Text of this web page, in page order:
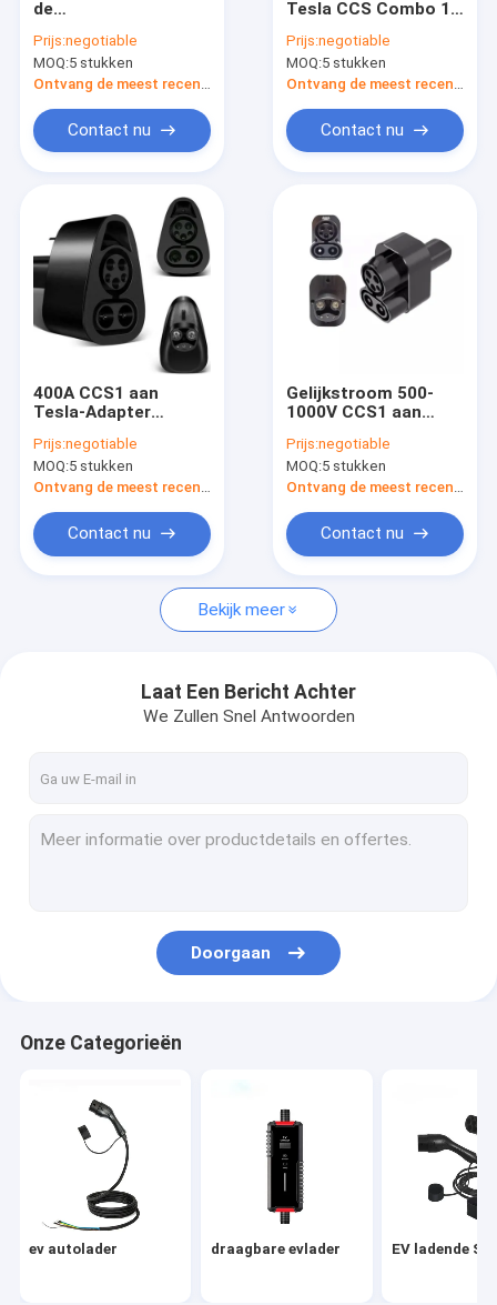
Producten
Video's
Ongeveer ons
Verzoek om een Citaat
draagbare evlader
Tesla-reservedelen
Wallboxev Lader
Tesla oplaadadapter
EV snelle Lader
de
van 175KW CCS1
voor Tesla Model
S/X/3/Y IP55 CCS
het Laden Adapter
Prijs:negotiable
MOQ:5 stukken
Ontvang de meest recente Prijs
Contact nu
Tesla CCS Combo 1
Tesla voor Model 3
het Snelle Laden van
Y X van S 175KW
Prijs:negotiable
MOQ:5 stukken
Ontvang de meest recente Prijs
Contact nu
400A CCS1 aan
Tesla-Adapter
Laden Adapter CCS
Combo 1 aan TPC-
Convertor
Prijs:negotiable
MOQ:5 stukken
Ontvang de meest recente Prijs
Contact nu
Gelijkstroom 500-
1000V CCS1 aan
Ladersadapter van
Adaptercombo voor
Model 3 Y S X tot
Prijs:negotiable
MOQ:5 stukken
Ontvang de meest recente Prijs
Contact nu
Bekijk meer
Laat Een Bericht Achter
We Zullen Snel Antwoorden
Doorgaan
Onze Categorieën
ev autolader draagbare evlader EV ladende